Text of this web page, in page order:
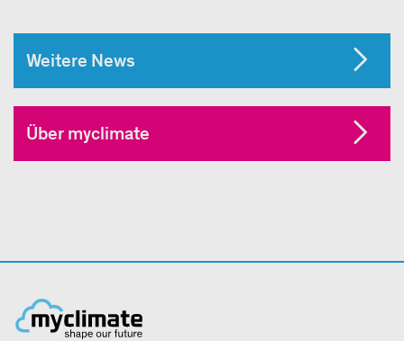
Weitere News
Über myclimate